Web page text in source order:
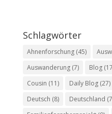
Schlagwörter
Ahnenforschung(45)
Auswanderung(7) Blog
Cousin (11) Daily Blog(27)
Deutsch (8) Deutschland